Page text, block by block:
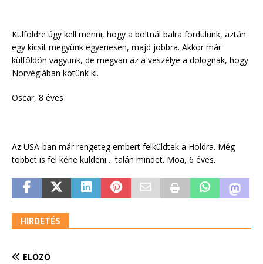
Külföldre úgy kell menni, hogy a boltnál balra fordulunk, aztán
egy kicsit megyünk egyenesen, majd jobbra. Akkor már
külföldön vagyunk, de megvan az a veszélye a dolognak, hogy
Norvégiában kötünk ki.
Oscar, 8 éves
Az USA-ban már rengeteg embert felküldtek a Holdra. Még
többet is fel kéne küldeni… talán mindet. Moa, 6 éves.
HIRDETÉS
ELŐZŐ